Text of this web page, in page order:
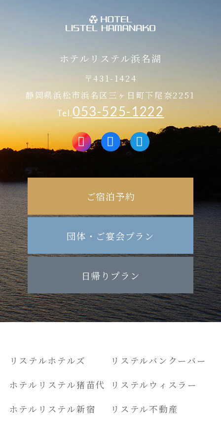
ホテルリステル浜名湖
〒431-1424
静岡県浜松市浜名区三ヶ日町下尾奈2251
Tel.053-525-1222
ご宿泊予約
団体・ご宴会プラン
日帰りプラン
リステルホテルズ
ホテルリステル猪苗代
ホテルリステル新宿
リステルバンクーバー
リステルウィスラー
リステル不動産